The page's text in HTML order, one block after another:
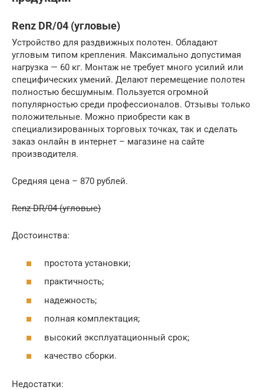
Renz DR/04 (угловые)
Устройство для раздвижных полотен. Обладают
угловым типом крепления. Максимально допустимая
нагрузка — 60 кг. Монтаж не требует много усилий или
специфических умений. Делают перемещение полотен
полностью бесшумным. Пользуется огромной
популярностью среди профессионалов. Отзывы только
положительные. Можно приобрести как в
специализированных торговых точках, так и сделать
заказ онлайн в интернет – магазине на сайте
производителя.
Средняя цена – 870 рублей.
Renz DR/04 (угловые)
Достоинства:
простота установки;
практичность;
надежность;
полная комплектация;
высокий эксплуатационный срок;
качество сборки.
Недостатки: